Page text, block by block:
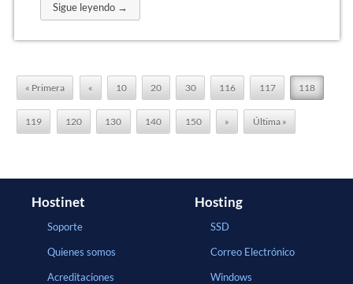
Sigue leyendo →
« Primera « 10 20 30 116 117 118
119 120 130 140 150 » Última »
Hostinet
Soporte
Quienes somos
Acreditaciones
Hosting
SSD
Correo Electrónico
Windows